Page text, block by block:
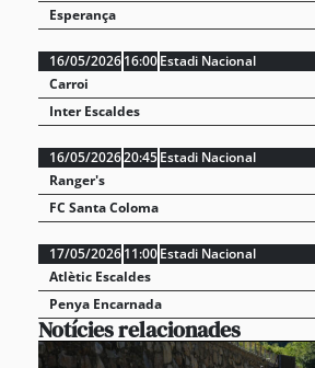
Esperança
16/05/202616:00Estadi Nacional
Carroi
Inter Escaldes
16/05/202620:45Estadi Nacional
Ranger's
FC Santa Coloma
17/05/202611:00Estadi Nacional
Atlètic Escaldes
Penya Encarnada
Notícies relacionades